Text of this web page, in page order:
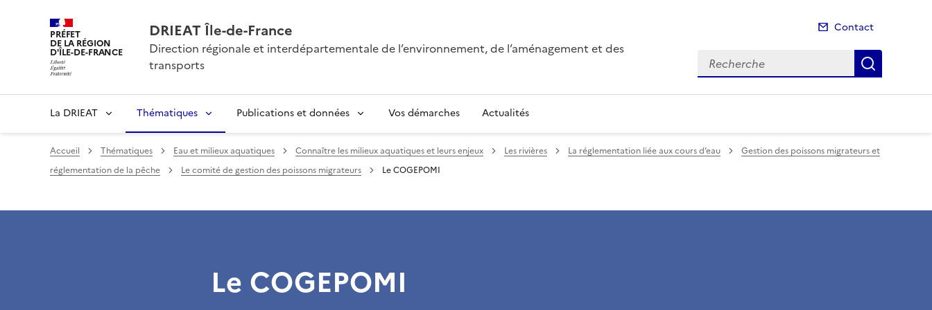
PRÉFET
DE LA RÉGION
D'ÎLE-DE-FRANCE
DRIEAT Île-de-France
Direction régionale et interdépartementale de l’environnement, de l’aménagement et des
transports
Contact
Recherche
La DRIEAT Thématiques Publications et données Vos démarches Actualités
Accueil Thématiques Eau et milieux aquatiques Connaître les milieux aquatiques et leurs enjeux Les rivières La réglementation liée aux cours d’eau
Gestion des poissons migrateurs et
réglementation de la pêche
Le comité de gestion des poissons migrateurs Le COGEPOMI
Le COGEPOMI